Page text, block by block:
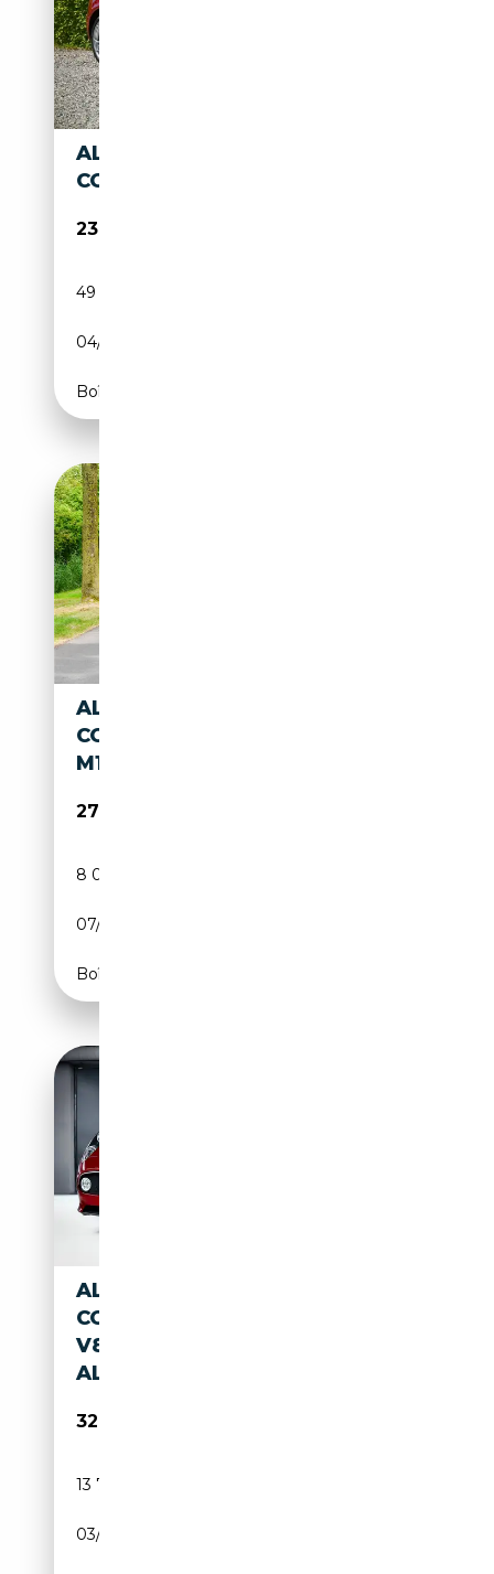
ALFA ROMEO 8C -
COLLEZIONE PACK
238 900€
49 817 km
04/2010
Boîte automatique
ALFA ROMEO 8C
COMPETIZIONE SPIDER 4.7 V8
M1211
279 500€
8 068 km
07/2010
Boîte automatique
ALFA ROMEO 8C
COMPETIZIONE 4.7
V8°351/500°ROSSO
ALFA°XPEL°CARBON
329 990€
13 740 km
03/2009